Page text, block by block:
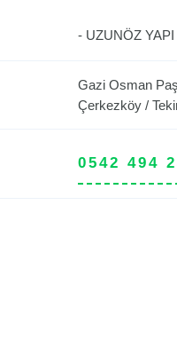
- UZUNÖZ
Gazi Osman
Çerkezköy /
0542 494